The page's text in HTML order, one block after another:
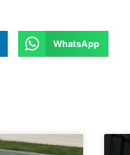
WhatsApp